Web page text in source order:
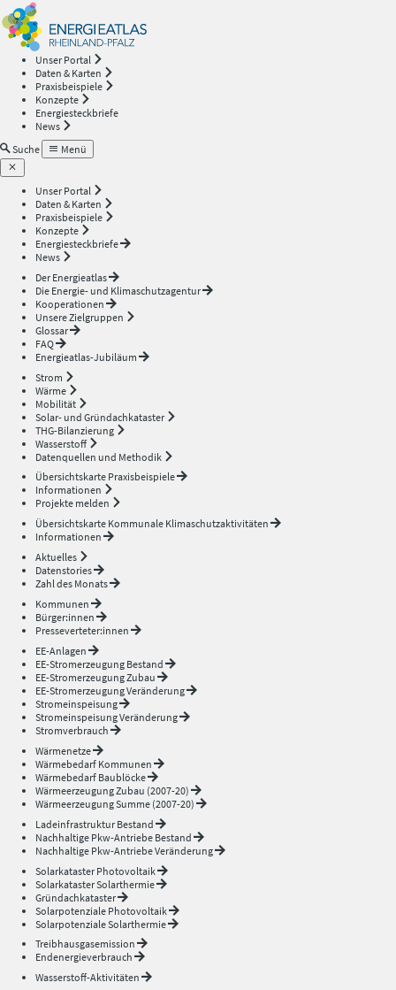
Unser Portal
Daten & Karten
Praxisbeispiele
Konzepte
Energiesteckbriefe
News
Suche
Menü
Unser Portal
Daten & Karten
Praxisbeispiele
Konzepte
Energiesteckbriefe
News
Der Energieatlas
Die Energie- und Klimaschutzagentur
Kooperationen
Unsere Zielgruppen
Glossar
FAQ
Energieatlas-Jubiläum
Strom
Wärme
Mobilität
Solar- und Gründachkataster
THG-Bilanzierung
Wasserstoff
Datenquellen und Methodik
Übersichtskarte Praxisbeispiele
Informationen
Projekte melden
Übersichtskarte Kommunale Klimaschutzaktivitäten
Informationen
Aktuelles
Datenstories
Zahl des Monats
Kommunen
Bürger:innen
Presseverteter:innen
EE-Anlagen
EE-Stromerzeugung Bestand
EE-Stromerzeugung Zubau
EE-Stromerzeugung Veränderung
Stromeinspeisung
Stromeinspeisung Veränderung
Stromverbrauch
Wärmenetze
Wärmebedarf Kommunen
Wärmebedarf Baublöcke
Wärmeerzeugung Zubau (2007-20)
Wärmeerzeugung Summe (2007-20)
Ladeinfrastruktur Bestand
Nachhaltige Pkw-Antriebe Bestand
Nachhaltige Pkw-Antriebe Veränderung
Solarkataster Photovoltaik
Solarkataster Solarthermie
Gründachkataster
Solarpotenziale Photovoltaik
Solarpotenziale Solarthermie
Treibhausgasemission
Endenergieverbrauch
Wasserstoff-Aktivitäten